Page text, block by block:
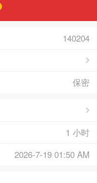
140204
保密
1 小时
2026-7-19 01:50 AM